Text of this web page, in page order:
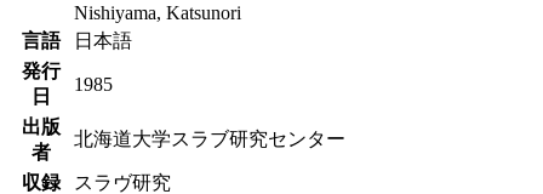
Nishiyama, Katsunori
言語
日本語
発行
日
1985
出版
者
北海道大学スラブ研究センター
収録
スラヴ研究